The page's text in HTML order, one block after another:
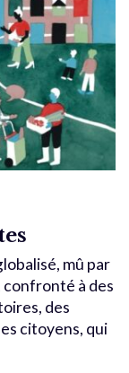
mû par
confronté à des
des
citoyens, qui